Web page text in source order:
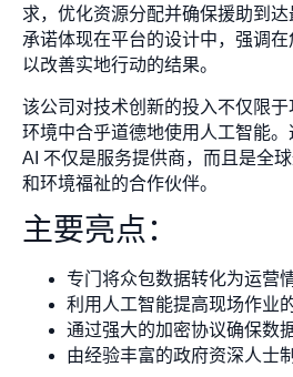
求，优化资源分配并确保援助到
承诺体现在平台的设计中，强调在
以改善实地行动的结果。
该公司对技术创新的投入不仅限
环境中合乎道德地使用人工智能
AI 不仅是服务提供商，而且是全
和环境福祉的合作伙伴。
主要亮点：
专门将众包数据转化为运营情
利用人工智能提高现场作业
通过强大的加密协议确保数
由经验丰富的政府资深人士